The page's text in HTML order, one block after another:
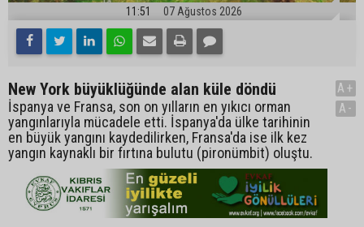
11:51 07 Ağustos 2026
New York büyüklüğünde alan küle döndü
İspanya ve Fransa, son on yılların en yıkıcı orman
yangınlarıyla mücadele etti. İspanya'da ülke tarihinin
en büyük yangını kaydedilirken, Fransa'da ise ilk kez
yangın kaynaklı bir fırtına bulutu (pironümbit) oluştu.
A+
A-